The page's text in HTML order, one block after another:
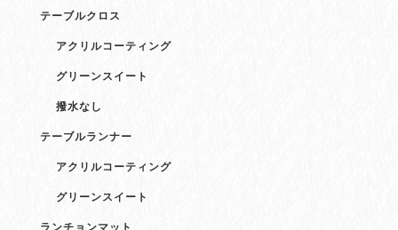
テーブルクロス
アクリルコーティング
グリーンスイート
撥水なし
テーブルランナー
アクリルコーティング
グリーンスイート
ランチョンマット